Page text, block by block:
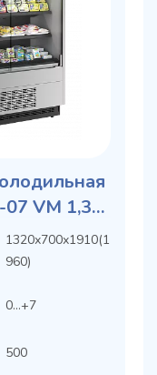
VM 1,3-1
X0 бок
1320х700х1910(1
960)
0...+7
500